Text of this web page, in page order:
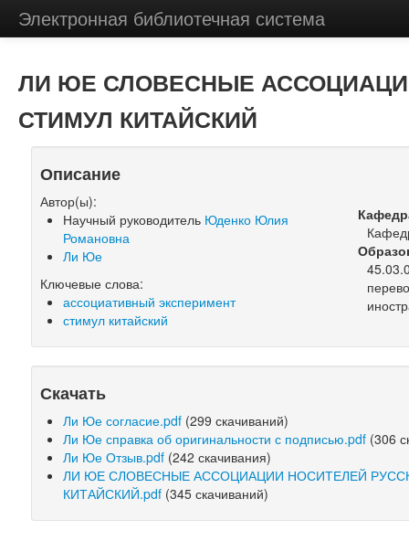
Электронная библиотечная система
ЛИ ЮЕ СЛОВЕСНЫЕ
СТИМУЛ КИТАЙСКИЙ
Описание
Автор(ы):
Научный руководитель Юденко Юлия
Романовна
Ли Юе
Ключевые слова:
ассоциативный эксперимент
стимул китайский
Скачать
Ли Юе согласие.pdf (299 скачиваний)
Ли Юе справка об оригинальности с подписью.pdf (306
Ли Юе Отзыв.pdf (242 скачивания)
ЛИ ЮЕ СЛОВЕСНЫЕ АССОЦИАЦИИ НОСИТЕЛЕЙ
КИТАЙСКИЙ.pdf (345 скачиваний)